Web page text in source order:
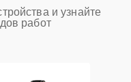
и узнайте
работ